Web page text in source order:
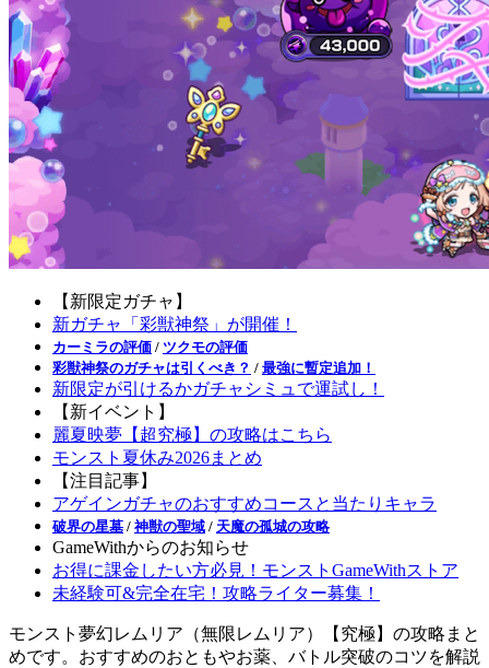
【新限定ガチャ】
新ガチャ「彩獣神祭」が開催！
カーミラの評価 / ツクモの評価
彩獣神祭のガチャは引くべき？ / 最強に暫定追加！
新限定が引けるかガチャシミュで運試し！
【新イベント】
麗夏映夢【超究極】の攻略はこちら
モンスト夏休み2026まとめ
【注目記事】
アゲインガチャのおすすめコースと当たりキャラ
破界の星墓 / 神獣の聖域 / 天魔の孤城の攻略
GameWithからのお知らせ
お得に課金したい方必見！モンストGameWithストア
未経験可&完全在宅！攻略ライター募集！
モンスト夢幻レムリア（無限レムリア）【究極】の攻略まと
めです。おすすめのおともやお薬、バトル突破のコツを解説